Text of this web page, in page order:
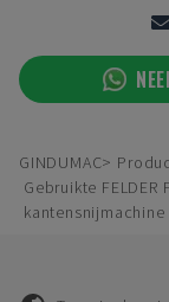
GINDUMAC
Gebruikte FELDER
kantensnijmachine